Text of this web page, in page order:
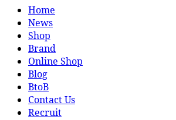
Home
News
Shop
Brand
Online Shop
Blog
BtoB
Contact Us
Recruit